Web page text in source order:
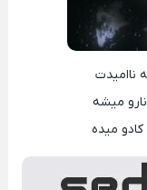
ﻧﺎاﻣﻴﺪت
ﻣﻴﺸﻪ
ﻣﻴﺪه